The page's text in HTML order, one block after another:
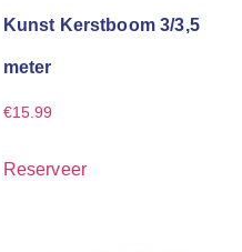
Kunst Kerstboom 3/3,5
meter
€15.99
Reserveer